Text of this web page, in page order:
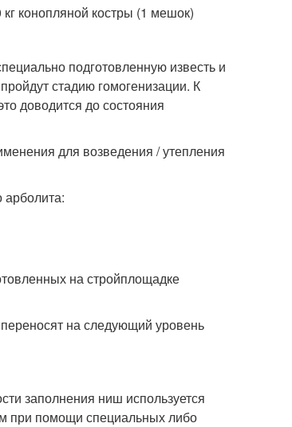
конопляной костры (1 мешок)
подготовленную известь и
стадию гомогенизации. К
доводится до состояния
для возведения / утепления
на стройплощадке
на следующий уровень
заполнения ниш используется
при помощи специальных либо